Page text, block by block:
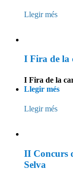
Llegir més
I Fira de la
I Fira de la
Llegir més
Llegir més
II Concurs
Selva